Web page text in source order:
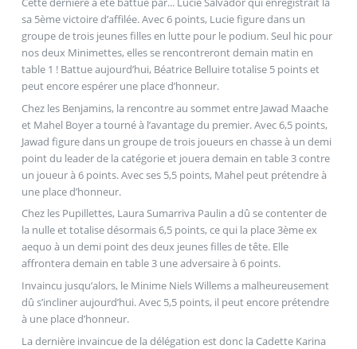
sa 5ème victoire d’affilée. Avec 6 points, Lucie figure dans un
groupe de trois jeunes filles en lutte pour le podium. Seul hic pour
nos deux Minimettes, elles se rencontreront demain matin en
table 1 ! Battue aujourd’hui, Béatrice Belluire totalise 5 points et
peut encore espérer une place d’honneur.
Chez les Benjamins, la rencontre au sommet entre Jawad Maache
et Mahel Boyer a tourné à l’avantage du premier. Avec 6,5 points,
Jawad figure dans un groupe de trois joueurs en chasse à un demi
point du leader de la catégorie et jouera demain en table 3 contre
un joueur à 6 points. Avec ses 5,5 points, Mahel peut prétendre à
une place d’honneur.
Chez les Pupillettes, Laura Sumarriva Paulin a dû se contenter de
la nulle et totalise désormais 6,5 points, ce qui la place 3ème ex
aequo à un demi point des deux jeunes filles de tête. Elle
affrontera demain en table 3 une adversaire à 6 points.
Invaincu jusqu’alors, le Minime Niels Willems a malheureusement
dû s’incliner aujourd’hui. Avec 5,5 points, il peut encore prétendre
à une place d’honneur.
La dernière invaincue de la délégation est donc la Cadette Karina